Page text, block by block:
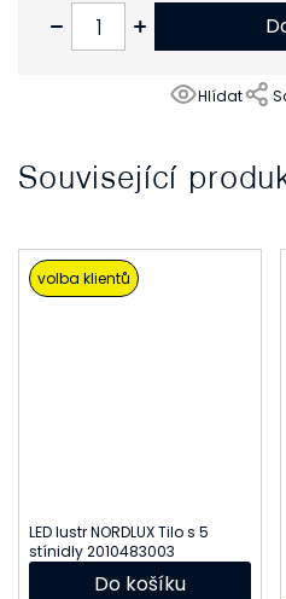
Hlídat
Související
volba klientů
LED lustr NORDLUX Tilo s 5
stínidly 2010483003
Do košíku